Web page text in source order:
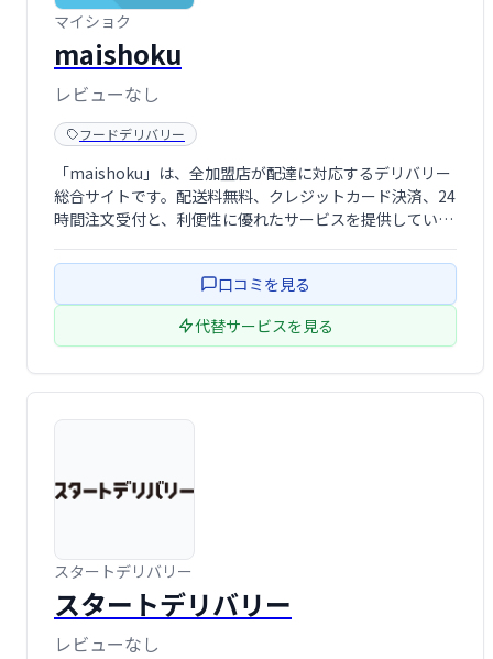
マイショク
maishoku
レビューなし
フードデリバリー
「maishoku」は、全加盟店が配達に対応するデリバリー
総合サイトです。配送料無料、クレジットカード決済、24
時間注文受付と、利便性に優れたサービスを提供していま
みいただけます。
口コミを見る
代替サービスを見る
スタートデリバリー
スタートデリバリー
レビューなし